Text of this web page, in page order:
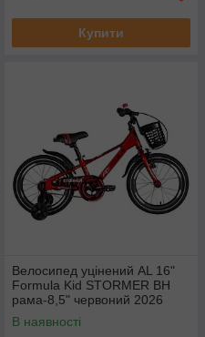
Купити
Велосипед уцінений AL 16"
Formula Kid STORMER BH
рама-8,5" червоний 2026
В наявності